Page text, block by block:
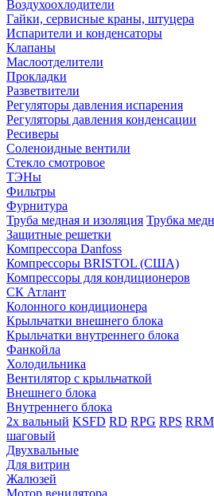
Воздухоохлодители
Гайки, сервисные краны, штуцера
Испарители и конденсаторы
Клапаны
Маслоотделители
Прокладки
Разветвители
Регуляторы давления испарения
Регуляторы давления конденсации
Ресиверы
Соленоидные вентили
Стекло смотровое
ТЭНы
Фильтры
Фурнитура
Труба медная и изоляция Трубка
Защитные решетки
Компрессора Danfoss
Компрессоры BRISTOL (США)
Компрессоры для кондиционеров
СК Атлант
Колонного кондиционера
Крыльчатки внешнего блока
Крыльчатки внутреннего блока
Фанкойла
Холодильника
Вентилятор с крыльчаткой
Внешнего блока
Внутреннего блока
2х вальный KSFD RD RPG RPS
шаговый
Двухвальные
Для витрин
Жалюзей
Мотор венилятора